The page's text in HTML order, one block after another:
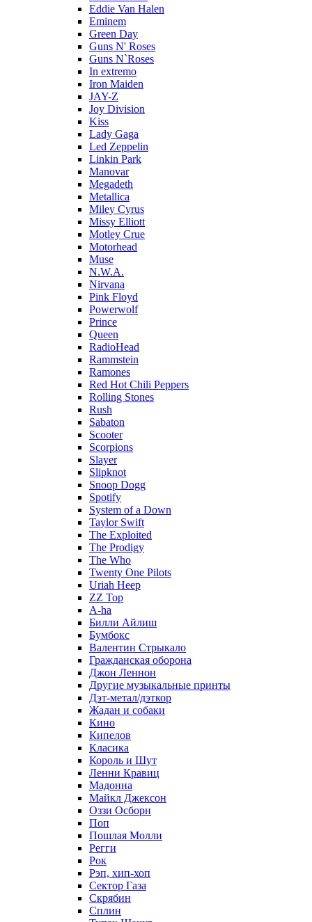
Eddie Van Halen
Eminem
Green Day
Guns N' Roses
Guns N`Roses
In extremo
Iron Maiden
JAY-Z
Joy Division
Kiss
Lady Gaga
Led Zeppelin
Linkin Park
Manovar
Megadeth
Metallica
Miley Cyrus
Missy Elliott
Motley Crue
Motorhead
Muse
N.W.A.
Nirvana
Pink Floyd
Powerwolf
Prince
Queen
RadioHead
Rammstein
Ramones
Red Hot Chili Peppers
Rolling Stones
Rush
Sabaton
Scooter
Scorpions
Slayer
Slipknot
Snoop Dogg
Spotify
System of a Down
Taylor Swift
The Exploited
The Prodigy
The Who
Twenty One Pilots
Uriah Heep
ZZ Top
А-ha
Билли Айлиш
Бумбокс
Валентин Стрыкало
Гражданская оборона
Джон Леннон
Другие музыкальные принты
Дэт-метал/дэткор
Жадан и собаки
Кино
Кипелов
Класика
Король и Шут
Ленни Кравиц
Мадонна
Майкл Джексон
Оззи Осборн
Поп
Пошлая Молли
Регги
Рок
Рэп, хип-хоп
Сектор Газа
Скрябин
Сплин